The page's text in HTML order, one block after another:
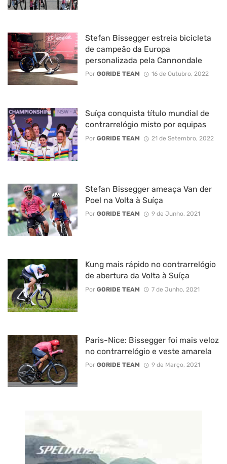
Stefan Bissegger estreia bicicleta
de campeão da Europa
personalizada pela Cannondale
Por GORIDE TEAM 16 de Outubro, 2022
Suíça conquista título mundial de
contrarrelógio misto por equipas
Por GORIDE TEAM 21 de Setembro, 2022
Stefan Bissegger ameaça Van der
Poel na Volta à Suíça
Por GORIDE TEAM 9 de Junho, 2021
Kung mais rápido no contrarrelógio
de abertura da Volta à Suíça
Por GORIDE TEAM 7 de Junho, 2021
Paris-Nice: Bissegger foi mais veloz
no contrarrelógio e veste amarela
Por GORIDE TEAM 9 de Março, 2021